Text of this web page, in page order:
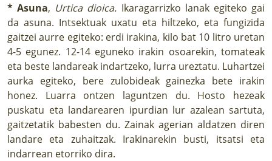
* Asuna, Urtica dioica. Ikaragarrizko lanak egiteko gai
da asuna. Intsektuak uxatu eta hiltzeko, eta fungizida
gaitzei aurre egiteko: erdi irakina, kilo bat 10 litro uretan
4-5 egunez. 12-14 eguneko irakin osoarekin, tomateak
eta beste landareak indartzeko, lurra ureztatu. Luhartzei
aurka egiteko, bere zulobideak gainezka bete irakin
honez. Luarra ontzen laguntzen du. Hosto hezeak
puskatu eta landarearen ipurdian lur azalean sartuta,
gaitzetatik babesten du. Zainak agerian aldatzen diren
landare eta zuhaitzak. Irakinarekin busti, itsatsi eta
indarrean etorriko dira.